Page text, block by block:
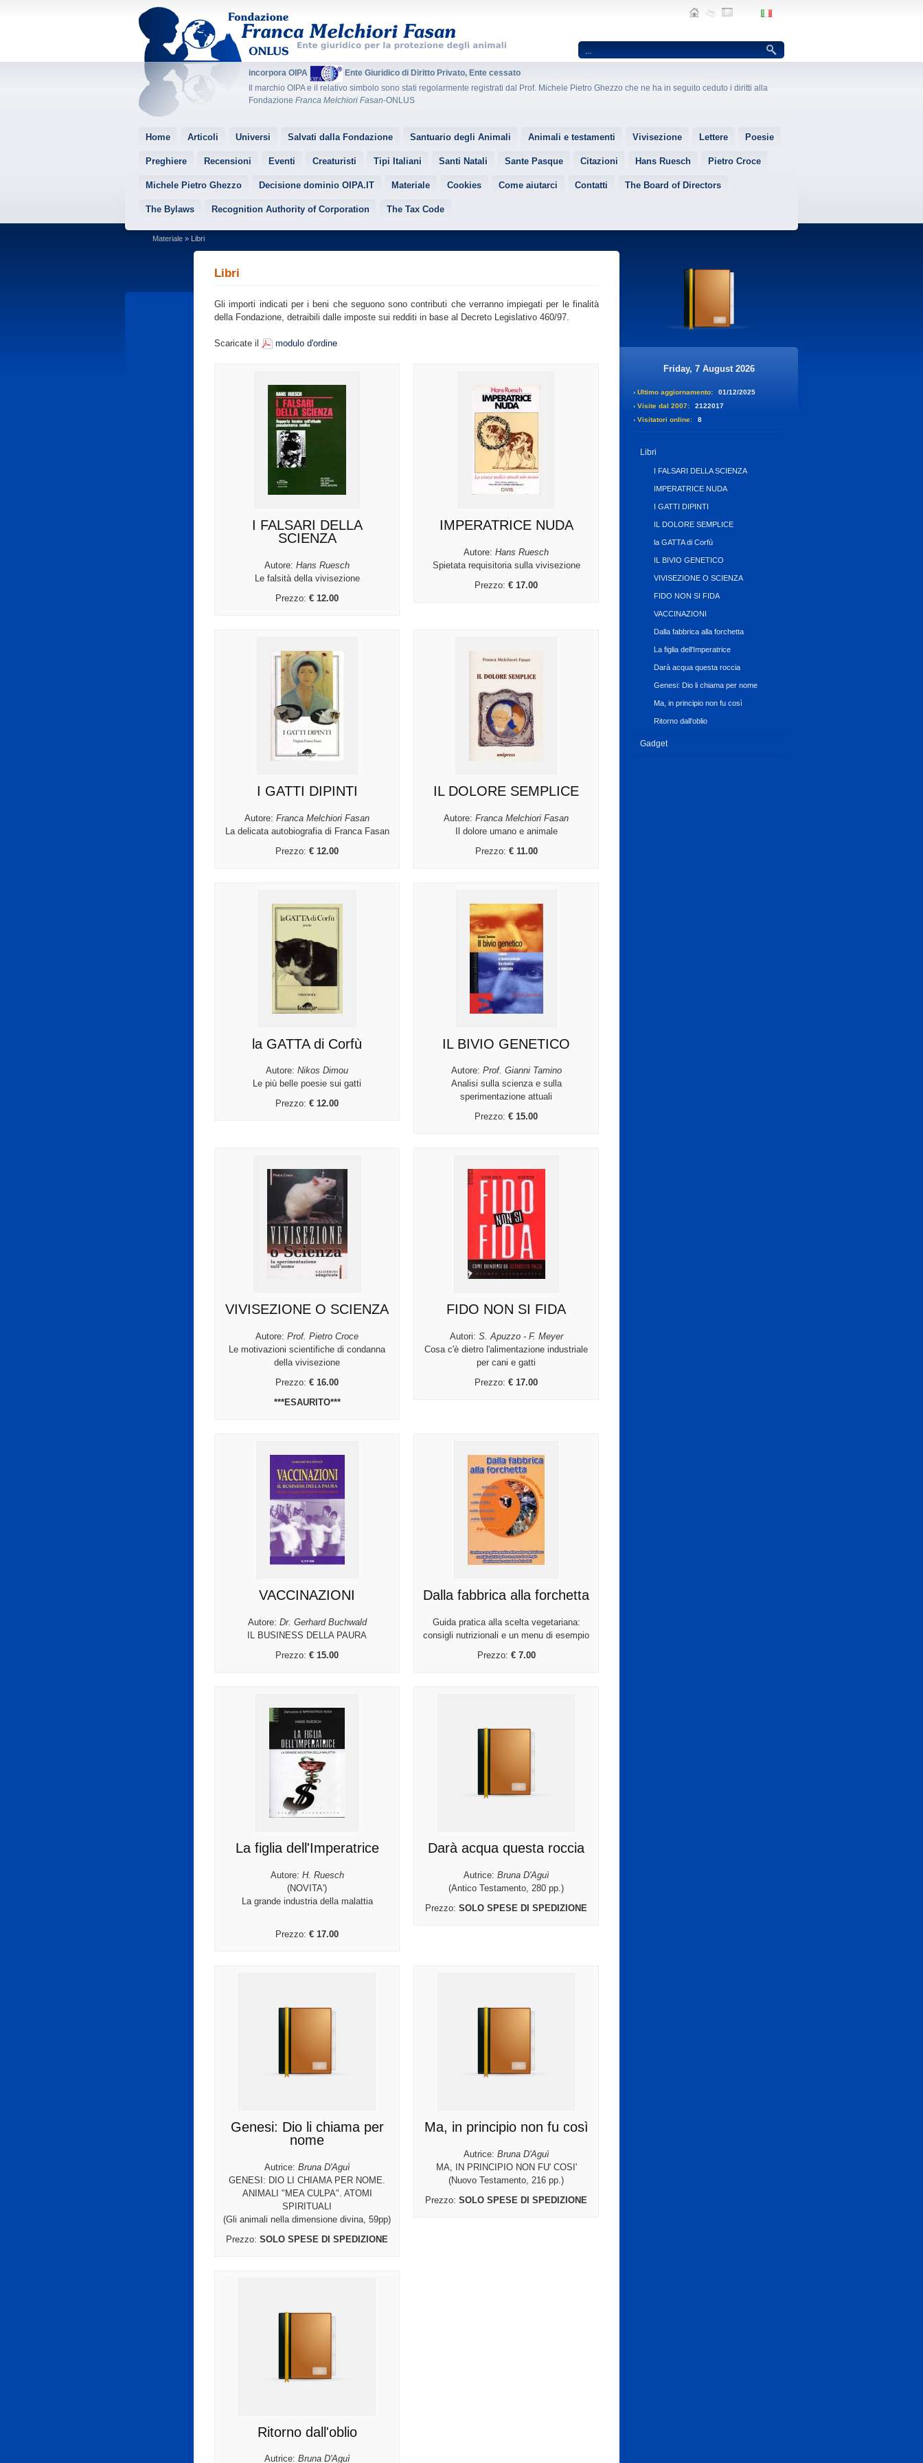
incorpora OIPA
Ente Giuridico di Diritto Privato, Ente cessato
Il marchio OIPA e il relativo simbolo sono stati regolarmente registrati dal Prof. Michele Pietro Ghezzo che ne ha in seguito ceduto i diritti alla
Fondazione Franca Melchiori Fasan-ONLUS
Home Articoli Universi Salvati dalla Fondazione Santuario degli Animali Animali e testamenti Vivisezione Lettere Poesie
Preghiere Recensioni Eventi Creaturisti Tipi Italiani Santi Natali Sante Pasque Citazioni Hans Ruesch Pietro Croce
Michele Pietro Ghezzo Decisione dominio OIPA.IT Materiale Cookies Come aiutarci Contatti The Board of Directors
The Bylaws Recognition Authority of Corporation The Tax Code
Materiale » Libri
Libri
Gli importi indicati per i beni che seguono sono contributi che verranno impiegati per le finalità
della Fondazione, detraibili dalle imposte sui redditi in base al Decreto Legislativo 460/97.
Scaricate il modulo d'ordine
I FALSARI DELLA
SCIENZA
Autore: Hans Ruesch
Le falsità della vivisezione
Prezzo: € 12.00
IMPERATRICE NUDA
Autore: Hans Ruesch
Spietata requisitoria sulla vivisezione
Prezzo: € 17.00
I GATTI DIPINTI
Autore: Franca Melchiori Fasan
La delicata autobiografia di Franca Fasan
Prezzo: € 12.00
IL DOLORE SEMPLICE
Autore: Franca Melchiori Fasan
Il dolore umano e animale
Prezzo: € 11.00
la GATTA di Corfù
Autore: Nikos Dimou
Le più belle poesie sui gatti
Prezzo: € 12.00
IL BIVIO GENETICO
Autore: Prof. Gianni Tamino
Analisi sulla scienza e sulla
sperimentazione attuali
Prezzo: € 15.00
VIVISEZIONE O SCIENZA
Autore: Prof. Pietro Croce
Le motivazioni scientifiche di condanna
della vivisezione
Prezzo: € 16.00
***ESAURITO***
FIDO NON SI FIDA
Autori: S. Apuzzo - F. Meyer
Cosa c'è dietro l'alimentazione industriale
per cani e gatti
Prezzo: € 17.00
VACCINAZIONI
Autore: Dr. Gerhard Buchwald
IL BUSINESS DELLA PAURA
Prezzo: € 15.00
Dalla fabbrica alla forchetta
Guida pratica alla scelta vegetariana:
consigli nutrizionali e un menu di esempio
Prezzo: € 7.00
La figlia dell'Imperatrice
Autore: H. Ruesch
(NOVITA')
La grande industria della malattia
Prezzo: € 17.00
Darà acqua questa roccia
Autrice: Bruna D'Aguì
(Antico Testamento, 280 pp.)
Prezzo: SOLO SPESE DI SPEDIZIONE
Genesi: Dio li chiama per
nome
Autrice: Bruna D'Aguì
GENESI: DIO LI CHIAMA PER NOME.
ANIMALI "MEA CULPA". ATOMI
SPIRITUALI
(Gli animali nella dimensione divina, 59pp)
Prezzo: SOLO SPESE DI SPEDIZIONE
Ma, in principio non fu così
Autrice: Bruna D'Aguì
MA, IN PRINCIPIO NON FU' COSI'
(Nuovo Testamento, 216 pp.)
Prezzo: SOLO SPESE DI SPEDIZIONE
Ritorno dall'oblio
Autrice: Bruna D'Aguì
Friday, 7 August 2026
› Ultimo aggiornamento:
01/12/2025
› Visite dal 2007:
2122017
› Visitatori online:
8
Libri
I FALSARI DELLA SCIENZA
IMPERATRICE NUDA
I GATTI DIPINTI
IL DOLORE SEMPLICE
la GATTA di Corfù
IL BIVIO GENETICO
VIVISEZIONE O SCIENZA
FIDO NON SI FIDA
VACCINAZIONI
Dalla fabbrica alla forchetta
La figlia dell'Imperatrice
Darà acqua questa roccia
Genesi: Dio li chiama per nome
Ma, in principio non fu così
Ritorno dall'oblio
Gadget